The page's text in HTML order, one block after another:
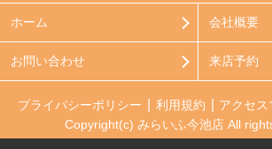
ホーム 会社概要
お問い合わせ 来店予約
プライバシーポリシー 利用規約 アクセス
Copyright(c) みらいふ今池店 All